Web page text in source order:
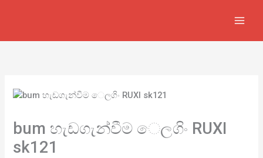
bum හැඩගැන්වීම ෙලගිං RUXI
sk121